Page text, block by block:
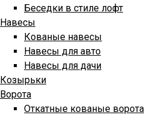
Беседки в стиле лофт
Навесы
Кованые навесы
Навесы для авто
Навесы для дачи
Козырьки
Ворота
Откатные кованые ворота